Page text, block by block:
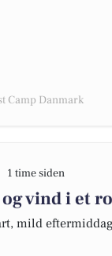
Camp Danmark
1 time siden
og vind i et
mild